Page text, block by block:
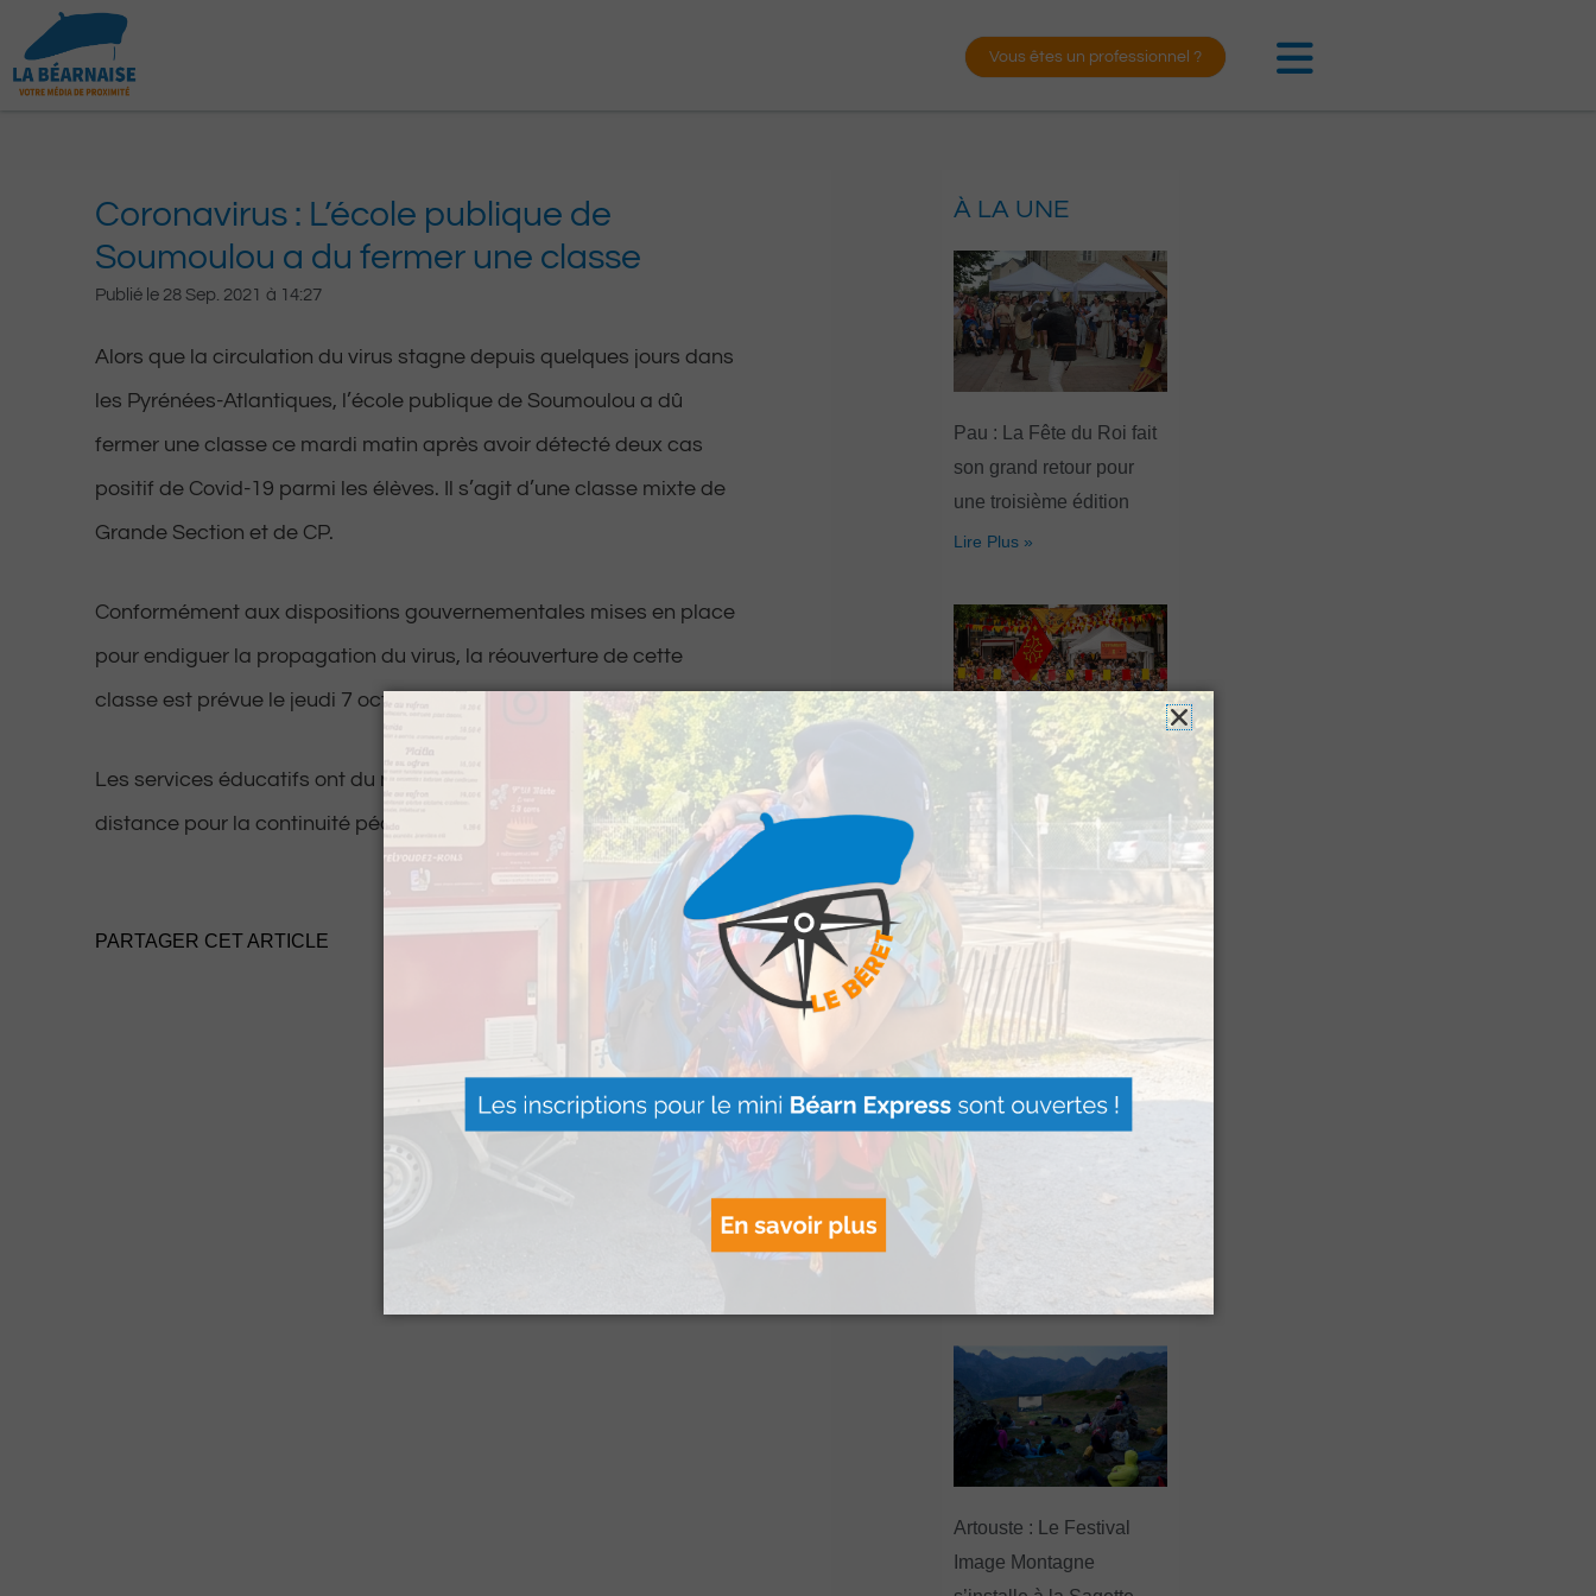
contenu
Vous êtes un professionnel ?
Coronavirus : L’école publique de
Soumoulou a du fermer une classe
Publié le 28 Sep. 2021 à 14:27
Alors que la circulation du virus stagne depuis quelques jours dans
les Pyrénées-Atlantiques, l’école publique de Soumoulou a dû
fermer une classe ce mardi matin après avoir détecté deux cas
positif de Covid-19 parmi les élèves. Il s’agit d’une classe mixte de
Grande Section et de CP.
Conformément aux dispositions gouvernementales mises en place
pour endiguer la propagation du virus, la réouverture de cette
classe est prévue le jeudi 7 octobre prochain.
Les services éducatifs ont du mettre en place des cours à
distance pour la continuité pédagogique.
PARTAGER CET ARTICLE
À LA UNE
Pau : La Fête du Roi fait
son grand retour pour
une troisième édition
Lire Plus »
Hestiv’Òc : Les férias
Béarnaises font leur
grand retour à Pau
Lire Plus »
offert par Version
Voyages pour les grands
Artouste : Le Festival
Image Montagne